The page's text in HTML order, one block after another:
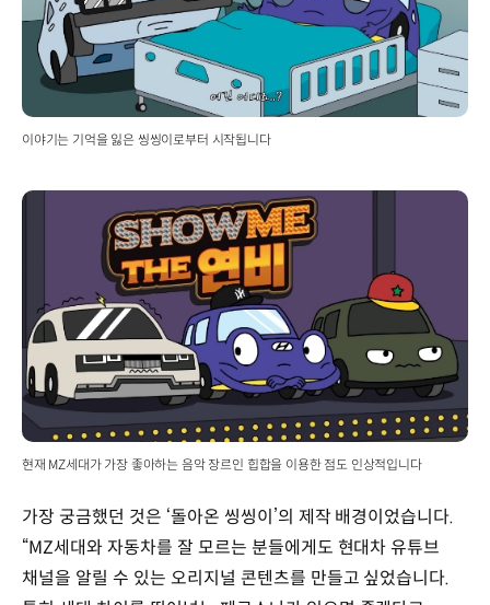
이야기는 기억을 잃은 씽씽이로부터 시작됩니다
현재 MZ세대가 가장 좋아하는 음악 장르인 힙합을 이용한 점도 인상적입니다
가장 궁금했던 것은 ‘돌아온 씽씽이’의 제작 배경이었습니다.
“MZ세대와 자동차를 잘 모르는 분들에게도 현대차 유튜브
채널을 알릴 수 있는 오리지널 콘텐츠를 만들고 싶었습니다.